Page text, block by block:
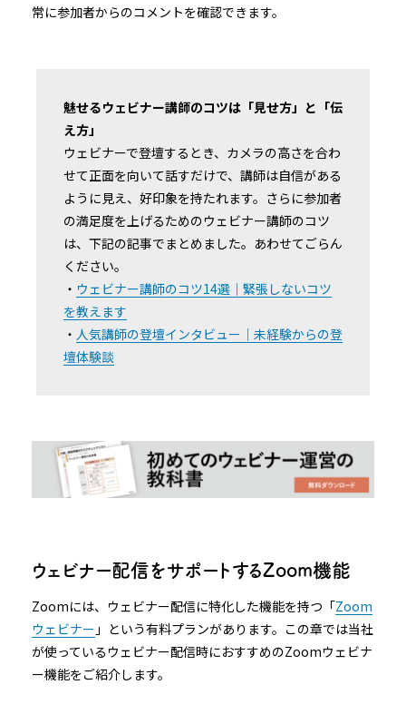
常に参加者からのコメントを確認できます。
魅せるウェビナー講師のコツは「見せ方」と「伝
え方」
ウェビナーで登壇するとき、カメラの高さを合わ
せて正面を向いて話すだけで、講師は自信がある
ように見え、好印象を持たれます。さらに参加者
の満足度を上げるためのウェビナー講師のコツ
は、下記の記事でまとめました。あわせてごらん
ください。
・ ウェビナー講師のコツ14選｜緊張しないコツ
を教えます
・ 人気講師の登壇インタビュー｜未経験からの登
壇体験談
ウェビナー配信をサポートするZoom機能
Zoomには、ウェビナー配信に特化した機能を持つ「Zoom
ウェビナー 」という有料プランがあります。この章では当社
が使っているウェビナー配信時におすすめのZoomウェビナ
ー機能をご紹介します。